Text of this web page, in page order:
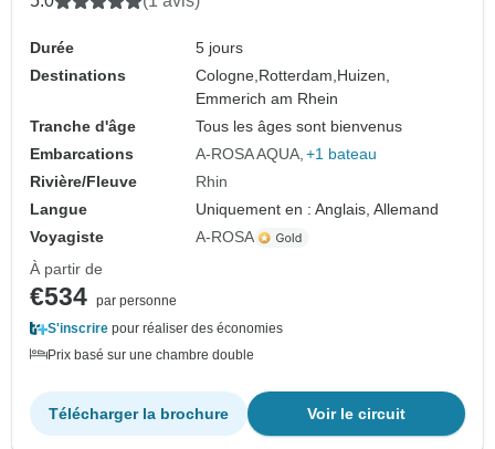
Durée
5 jours
Destinations
Cologne, Rotterdam, Huizen,
Emmerich am Rhein
Tranche d'âge
Tous les âges sont bienvenus
Embarcations
A-ROSA AQUA +1 bateau
Rivière/Fleuve
Rhin
Langue
Uniquement en : Anglais, Allemand
Voyagiste
A-ROSA
À partir de
€534 par personne
S'inscrire pour réaliser des économies
Prix basé sur une chambre double
Voir le circuit
Télécharger la brochure